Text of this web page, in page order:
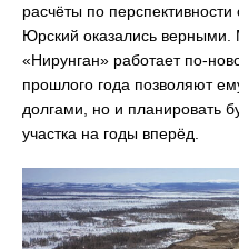
расчёты по
Юрский оказались верными.
«Нирунган» работает по-
прошлого года позволяют
долгами, но и планировать
участка на годы вперёд.